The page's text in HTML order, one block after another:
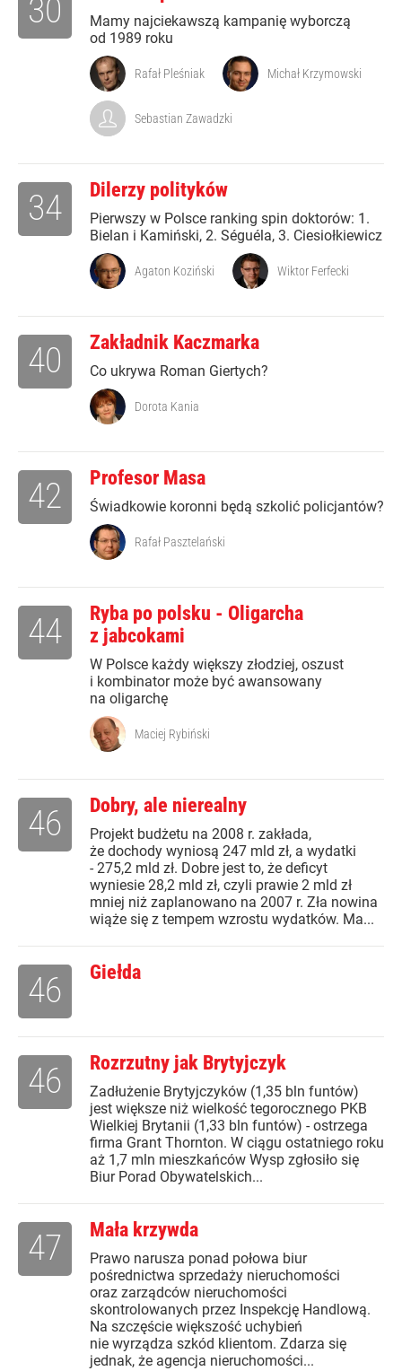
Mamy najciekawszą kampanię wyborczą
od 1989 roku
30
Rafał Pleśniak Michał Krzymowski
Sebastian Zawadzki
Dilerzy polityków
Pierwszy w Polsce ranking spin doktorów: 1.
Bielan i Kamiński, 2. Séguéla, 3. Ciesiołkiewicz
34
Agaton Koziński Wiktor Ferfecki
Zakładnik Kaczmarka
Co ukrywa Roman Giertych?
40
Dorota Kania
Profesor Masa
Świadkowie koronni będą szkolić policjantów?
42
Rafał Pasztelański
Ryba po polsku - Oligarcha
z jabcokami
W Polsce każdy większy złodziej, oszust
i kombinator może być awansowany
na oligarchę
44
Maciej Rybiński
Dobry, ale nierealny
Projekt budżetu na 2008 r. zakłada,
że dochody wyniosą 247 mld zł, a wydatki
- 275,2 mld zł. Dobre jest to, że deficyt
wyniesie 28,2 mld zł, czyli prawie 2 mld zł
mniej niż zaplanowano na 2007 r. Zła nowina
wiąże się z tempem wzrostu wydatków. Ma...
46
Giełda
46
Rozrzutny jak Brytyjczyk
Zadłużenie Brytyjczyków (1,35 bln funtów)
jest większe niż wielkość tegorocznego PKB
Wielkiej Brytanii (1,33 bln funtów) - ostrzega
firma Grant Thornton. W ciągu ostatniego roku
aż 1,7 mln mieszkańców Wysp zgłosiło się
Biur Porad Obywatelskich...
46
Mała krzywda
Prawo narusza ponad połowa biur
pośrednictwa sprzedaży nieruchomości
oraz zarządców nieruchomości
skontrolowanych przez Inspekcję Handlową.
Na szczęście większość uchybień
nie wyrządza szkód klientom. Zdarza się
jednak, że agencja nieruchomości...
47